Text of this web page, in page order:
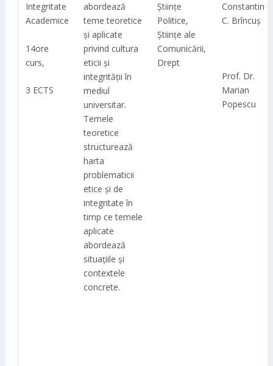
Integritate
Academice
14ore
curs,
3 ECTS
abordează
teme teoretice
și aplicate
privind cultura
eticii și
integrității în
mediul
universitar.
Temele
teoretice
structurează
harta
problematicii
etice și de
integritate în
timp ce temele
aplicate
abordează
situațiile și
contextele
concrete.
Științe
Politice,
Științe ale
Comunicării,
Drept
Constantin
C. Brîncuș
Prof. Dr.
Marian
Popescu